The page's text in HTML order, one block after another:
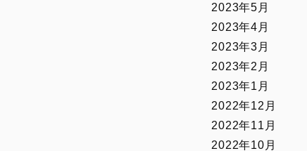
2023年5月
2023年4月
2023年3月
2023年2月
2023年1月
2022年12月
2022年11月
2022年10月